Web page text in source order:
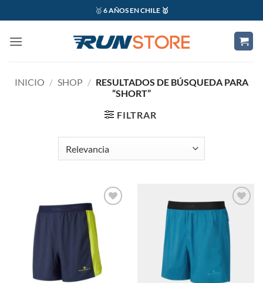
al
contenido
🥇 6 AÑOS EN CHILE 🥇
INICIO / SHOP / RESULTADOS DE BÚSQUEDA PARA
“SHORT”
FILTRAR
Add to
wishlist